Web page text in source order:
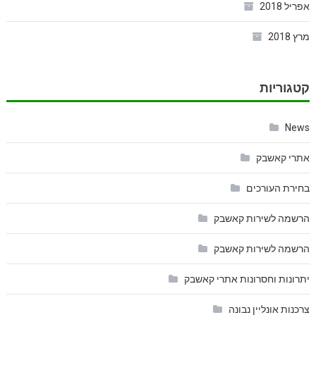
אפריל 2018
מרץ 2018
קטגוריות
News
אתרי קאשבק
בחירת העורכים
הרשמה לשירות קאשבק
הרשמה לשירות קאשבק
יתרונות וחסרונות אתרי קאשבק
צרכנות אונליין נבונה